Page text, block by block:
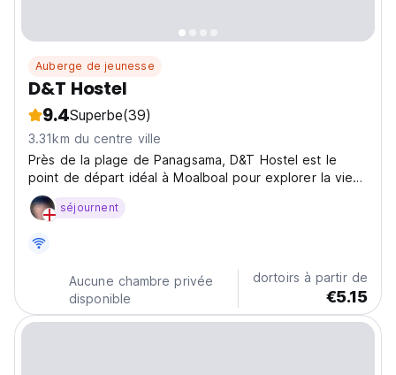
Auberge de jeunesse
D&T Hostel
9.4Superbe(39)
3.31km du centre ville
Près de la plage de Panagsama, D&T Hostel est le
point de départ idéal à Moalboal pour explorer la vie
marine. L'une des meilleures auberges de Moalboal
pour les plongeurs et les amoureux de la plage. (Auto-
séjournent
Aucune chambre privée
disponible
dortoirs à partir de
€5.15